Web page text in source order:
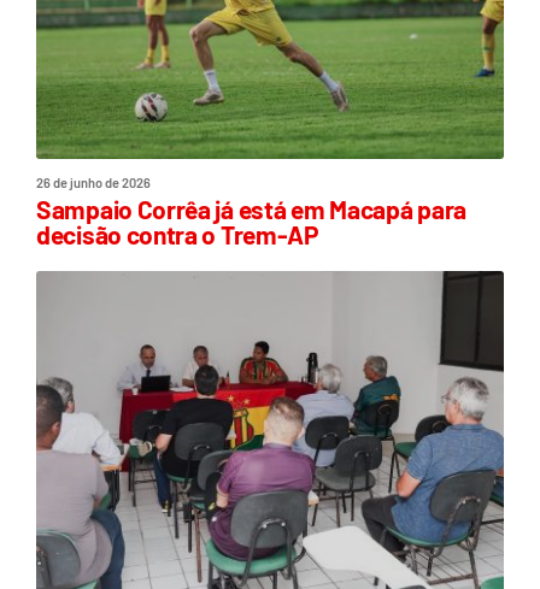
26 de junho de 2026
Sampaio Corrêa já está em Macapá para
decisão contra o Trem-AP